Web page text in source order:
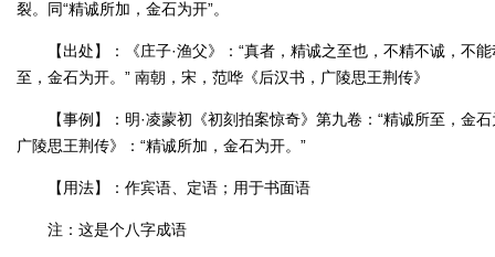
裂。同“精诚所加，金石为开”。
【出处】：《庄子·渔父》：“真者，精诚之至也，不精不诚，不能
至，金石为开。” 南朝，宋，范哗《后汉书，广陵思王荆传》
【事例】：明·凌蒙初《初刻拍案惊奇》第九卷：“精诚所至，金石
广陵思王荆传》：“精诚所加，金石为开。”
【用法】：作宾语、定语；用于书面语
注：这是个八字成语